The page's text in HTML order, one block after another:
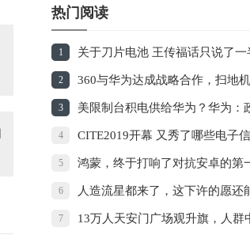
热门阅读
1 关于刀片电池 王传福话只说了一
2 360与华为达成战略合作，扫地
HiLink生态
3 美限制台积电供给华为？华为：
为任人宰割
4 CITE2019开幕 又秀了哪些电子
发展成果？
5 鸿蒙，终于打响了对抗安卓的第
6 人造流星都来了，这下许的愿还
7 13万人天安门广场观升旗，人群